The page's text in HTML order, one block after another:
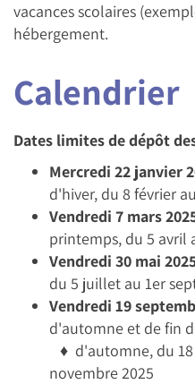
vacances scolaires
hébergement.
Calendrier
Dates limites de dépôt
Mercredi 22 janvier
d'hiver, du 8 février
Vendredi 7 mars
printemps, du 5 avril
Vendredi 30 mai
du 5 juillet au 1er
Vendredi 19
d'automne et de fin
♦ d'automne, du
novembre 2025